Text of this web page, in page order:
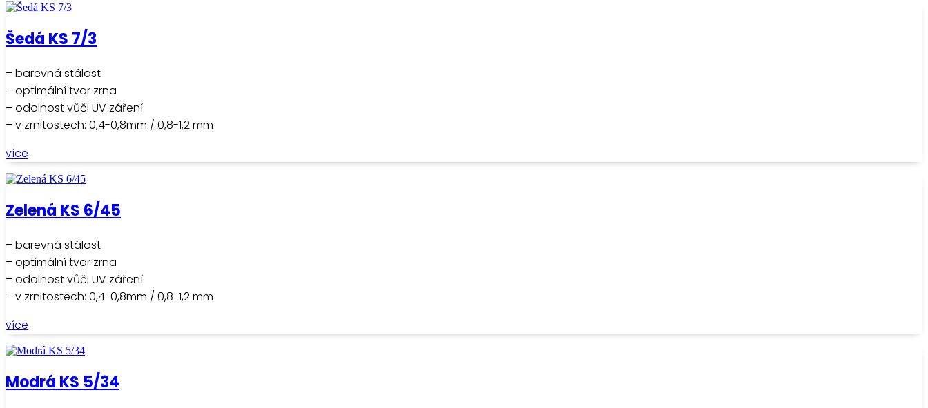
Šedá KS 7/3
– barevná stálost
– optimální tvar zrna
– odolnost vůči UV záření
– v zrnitostech: 0,4-0,8mm / 0,8-1,2 mm
více
Zelená KS 6/45
– barevná stálost
– optimální tvar zrna
– odolnost vůči UV záření
– v zrnitostech: 0,4-0,8mm / 0,8-1,2 mm
více
Modrá KS 5/34